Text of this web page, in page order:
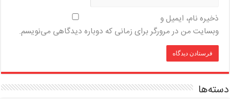
ذخیره نام، ایمیل و
وبسایت من در مرورگر برای زمانی که دوباره دیدگاهی می‌نویسم.
دسته‌ها